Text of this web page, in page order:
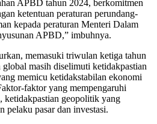
APBD tahun 2024, berkomitmen
ketentuan peraturan perundang-
kepada peraturan Menteri Dalam
APBD,” imbuhnya.
memasuki triwulan ketiga tahun
masih diselimuti ketidakpastian
memicu ketidakstabilan ekonomi
faktor yang mempengaruhi
ketidakpastian geopolitik yang
pelaku pasar dan investasi.